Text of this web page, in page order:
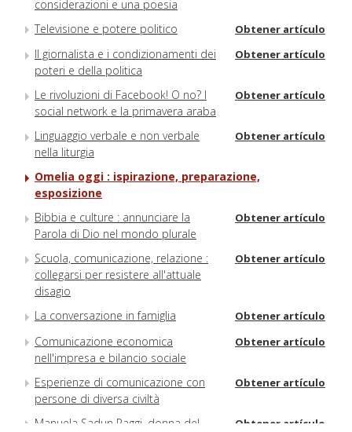
considerazioni e una poesia
Televisione e potere politico Obtener artículo
Il giornalista e i condizionamenti dei
poteri e della politica
Obtener artículo
Le rivoluzioni di Facebook! O no? I
social network e la primavera araba
Obtener artículo
Linguaggio verbale e non verbale
nella liturgia
Obtener artículo
Omelia oggi : ispirazione, preparazione,
esposizione
Bibbia e culture : annunciare la
Parola di Dio nel mondo plurale
Obtener artículo
Scuola, comunicazione, relazione :
collegarsi per resistere all'attuale
disagio
Obtener artículo
La conversazione in famiglia Obtener artículo
Comunicazione economica
nell'impresa e bilancio sociale
Obtener artículo
Esperienze di comunicazione con
persone di diversa civiltà
Obtener artículo
Manuela Sadun Paggi, donna del
Obtener artículo